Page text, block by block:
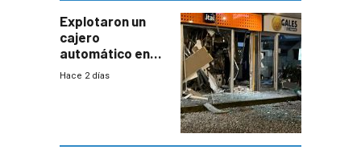
miedo”
Explotaron un
cajero
automático en
Parque Miramar;
Hace 2 días